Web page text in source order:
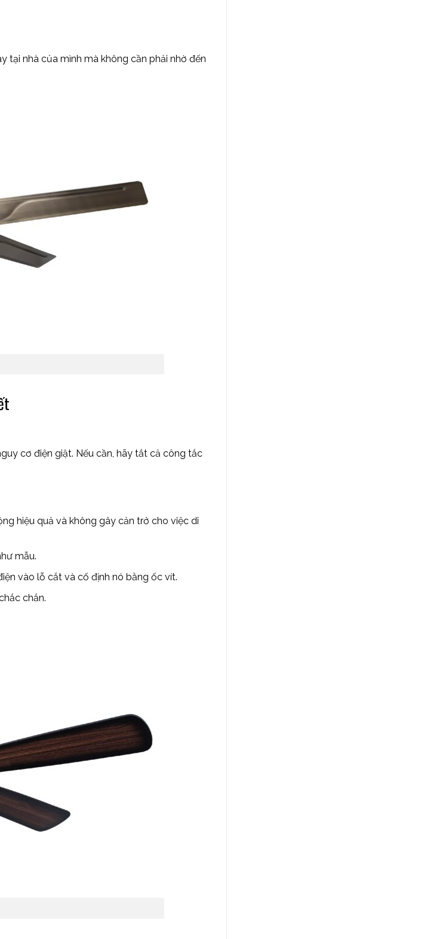
tại nhà của mình mà không cần phải nhờ đến
cơ điện giật. Nếu cần, hãy tắt cả công tắc
hiệu quả và không gây cản trở cho việc di
mẫu.
vào lỗ cắt và cố định nó bằng ốc vít.
chắn.